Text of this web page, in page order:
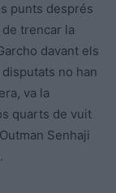
punts després
trencar la
davant els
no han
va la
quarts de vuit
Senhaji